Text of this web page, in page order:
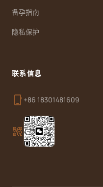
备孕指南
隐私保护
联系信息
phone_iphone +86 18301481609
qr_code_2